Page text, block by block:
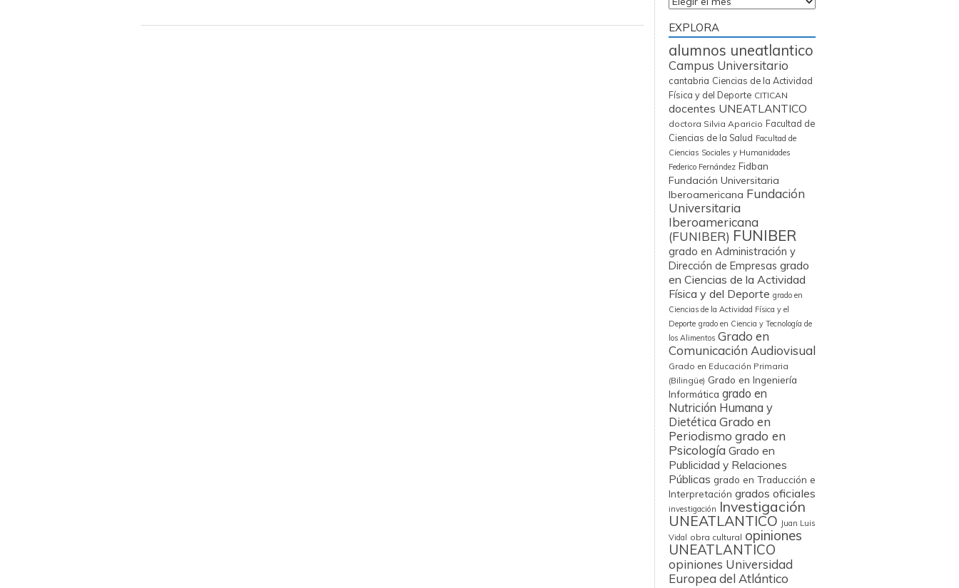
EXPLORA
alumnos uneatlantico
Campus Universitario
cantabria Ciencias de la Actividad
Física y del Deporte CITICAN
docentes UNEATLANTICO
doctora Silvia Aparicio Facultad de
Ciencias de la Salud Facultad de
Ciencias Sociales y Humanidades
Federico Fernández Fidban
Fundación Universitaria
Iberoamericana Fundación
Universitaria
Iberoamericana
(FUNIBER) FUNIBER
grado en Administración y
Dirección de Empresas grado
en Ciencias de la Actividad
Física y del Deporte grado en
Ciencias de la Actividad Física y el
Deporte grado en Ciencia y Tecnología de
los Alimentos Grado en
Comunicación Audiovisual
Grado en Educación Primaria
(Bilingüe) Grado en Ingeniería
Informática grado en
Nutrición Humana y
Dietética Grado en
Periodismo grado en
Psicología Grado en
Publicidad y Relaciones
Públicas grado en Traducción e
Interpretación grados oficiales
investigación Investigación
UNEATLANTICO Juan Luis
Vidal
obra cultural opiniones
UNEATLANTICO
opiniones Universidad
Europea del Atlántico